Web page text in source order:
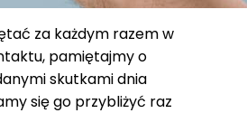
za każdym razem w
pamiętajmy o
skutkami dnia
się go przybliżyć raz